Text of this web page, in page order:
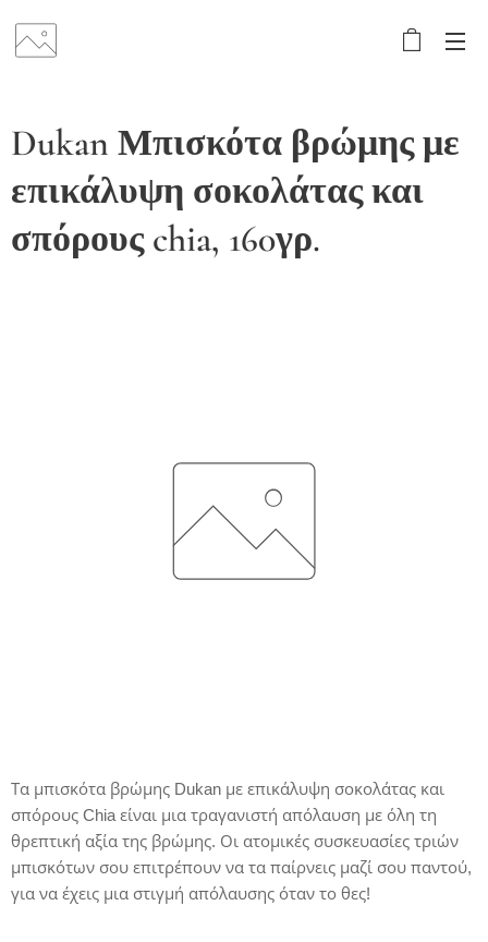
Dukan Μπισκότα βρώμης με
επικάλυψη σοκολάτας και
σπόρους chia, 160γρ.
Τα μπισκότα βρώμης Dukan με επικάλυψη σοκολάτας και
σπόρους Chia είναι μια τραγανιστή απόλαυση με όλη τη
θρεπτική αξία της βρώμης. Οι ατομικές συσκευασίες τριών
μπισκότων σου επιτρέπουν να τα παίρνεις μαζί σου παντού,
για να έχεις μια στιγμή απόλαυσης όταν το θες!